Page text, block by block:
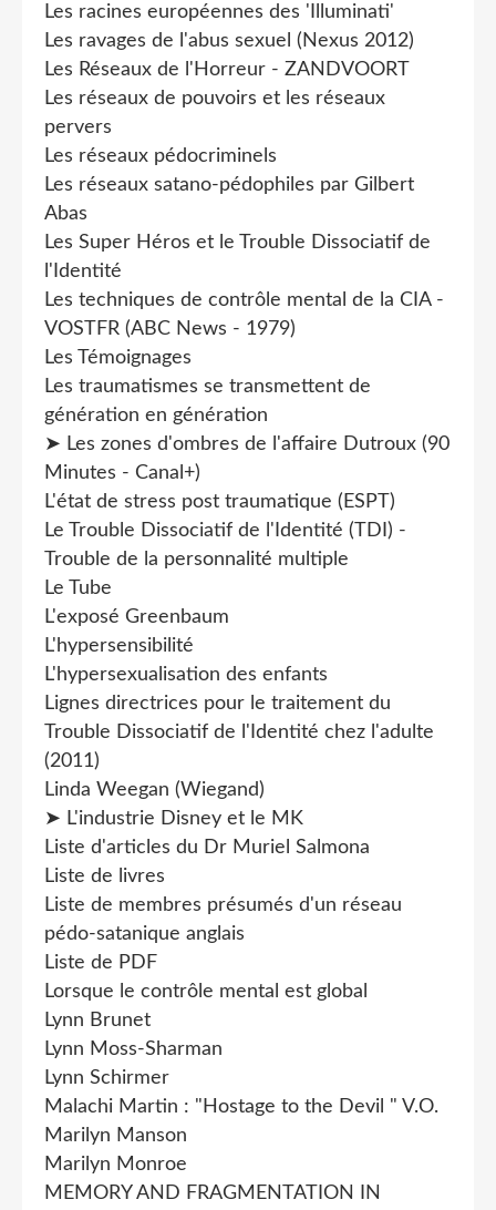
Les racines européennes des 'Illuminati'
Les ravages de l'abus sexuel (Nexus 2012)
Les Réseaux de l'Horreur - ZANDVOORT
Les réseaux de pouvoirs et les réseaux
pervers
Les réseaux pédocriminels
Les réseaux satano-pédophiles par Gilbert
Abas
Les Super Héros et le Trouble Dissociatif de
l'Identité
Les techniques de contrôle mental de la CIA -
VOSTFR (ABC News - 1979)
Les Témoignages
Les traumatismes se transmettent de
génération en génération
➤ Les zones d'ombres de l'affaire Dutroux (90
Minutes - Canal+)
L'état de stress post traumatique (ESPT)
Le Trouble Dissociatif de l'Identité (TDI) -
Trouble de la personnalité multiple
Le Tube
L'exposé Greenbaum
L'hypersensibilité
L'hypersexualisation des enfants
Lignes directrices pour le traitement du
Trouble Dissociatif de l'Identité chez l'adulte
(2011)
Linda Weegan (Wiegand)
➤ L'industrie Disney et le MK
Liste d'articles du Dr Muriel Salmona
Liste de livres
Liste de membres présumés d'un réseau
pédo-satanique anglais
Liste de PDF
Lorsque le contrôle mental est global
Lynn Brunet
Lynn Moss-Sharman
Lynn Schirmer
Malachi Martin : "Hostage to the Devil " V.O.
Marilyn Manson
Marilyn Monroe
MEMORY AND FRAGMENTATION IN